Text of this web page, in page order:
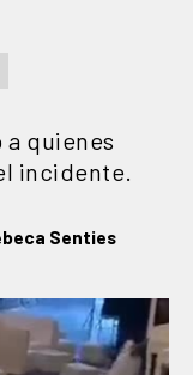
a quienes
incidente.
Senties